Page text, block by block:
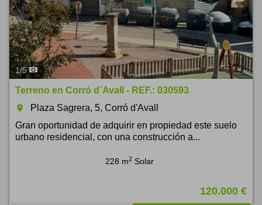
1/5
Terreno en Corró d´Avall - REF.: 030593
room
Plaza Sagrera, 5, Corró d'Avall
Gran oportunidad de adquirir en propiedad este suelo
urbano residencial, con una construcción a...
228 m2 Solar
120.000 €